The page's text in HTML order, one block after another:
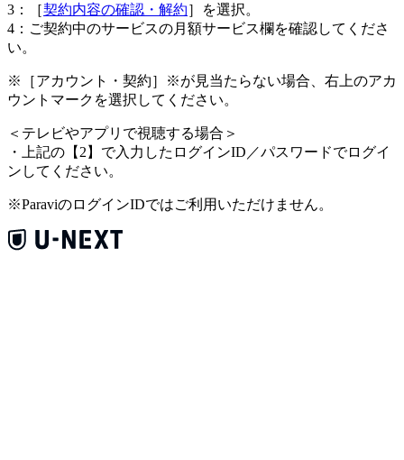
3：［契約内容の確認・解約］を選択。
4：ご契約中のサービスの月額サービス欄を確認してくださ
い。
※［アカウント・契約］※が見当たらない場合、右上のアカ
ウントマークを選択してください。
＜ テレビやアプリで視聴する場合 ＞
・上記の【2】で入力したログインID／パスワードでログイ
ンしてください。
※ParaviのログインIDではご利用いただけません。